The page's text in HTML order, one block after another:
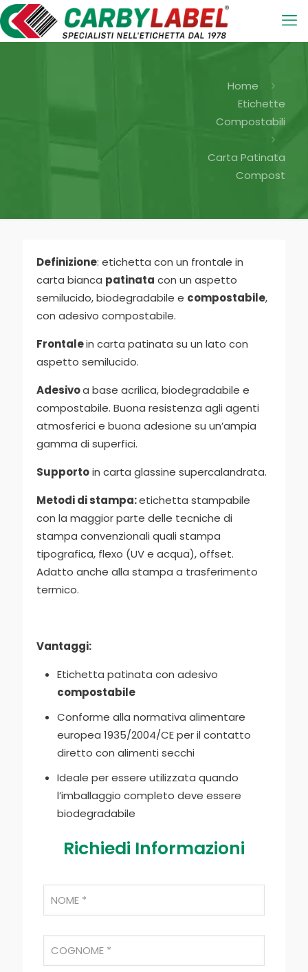
Home
Etichette
Compostabili
Carta Patinata
Compost
Definizione: etichetta con un frontale in
carta bianca patinata con un aspetto
semilucido, biodegradabile e compostabile,
con adesivo compostabile.
Frontalein carta patinata su un lato con
aspetto semilucido.
Adesivoa base acrilica, biodegradabile e
compostabile. Buona resistenza agli agenti
atmosferici e buona adesione su un’ampia
gamma di superfici.
Supportoin carta glassine supercalandrata.
Metodi di stampa:etichetta stampabile
con la maggior parte delle tecniche di
stampa convenzionali quali stampa
tipografica, flexo (UV e acqua), offset.
Adatto anche alla stampa a trasferimento
termico.
Vantaggi:
Etichetta patinata con adesivo
compostabile
Conforme alla normativa alimentare
europea 1935/2004/CE per il contatto
diretto con alimenti secchi
Ideale per essere utilizzata quando
l’imballaggio completo deve essere
biodegradabile
Richiedi Informazioni